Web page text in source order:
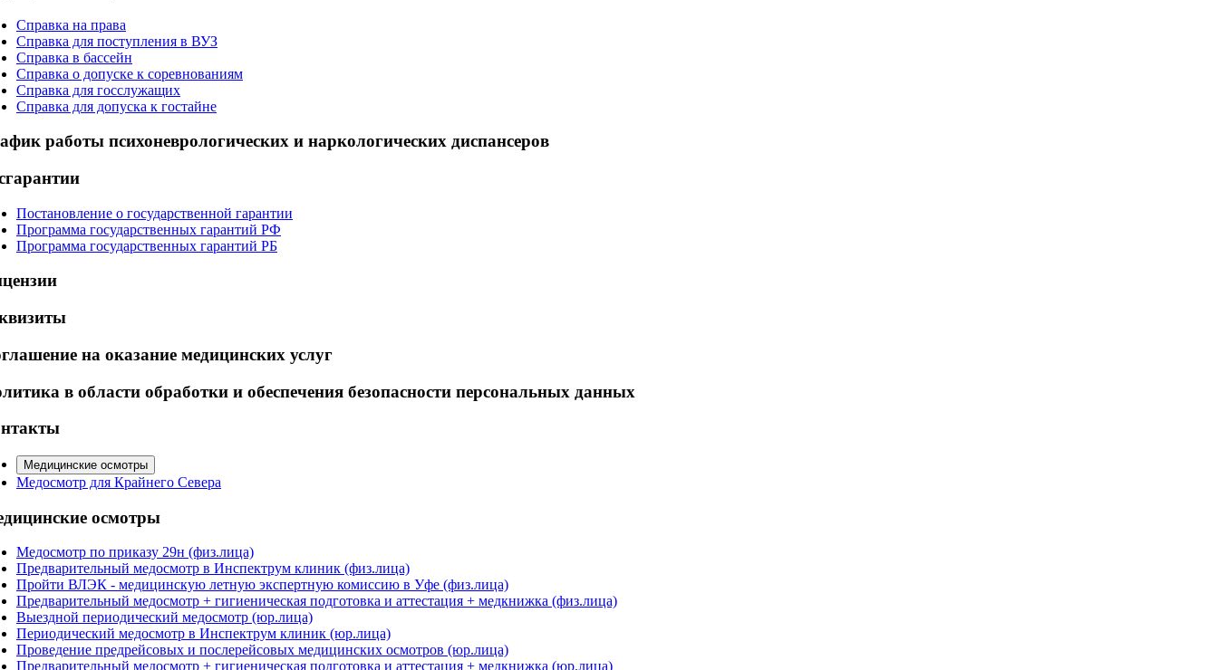
Справка на права
Справка для поступления в ВУЗ
Справка в бассейн
Справка о допуске к соревнованиям
Справка для госслужащих
Справка для допуска к гостайне
работы психоневрологических и наркологических диспансеров
Постановление о государственной гарантии
Программа государственных гарантий РФ
Программа государственных гарантий РБ
на оказание медицинских услуг
в области обработки и обеспечения безопасности персональных данных
Медицинские осмотры
Медосмотр для Крайнего Севера
осмотры
Медосмотр по приказу 29н (физ.лица)
Предварительный медосмотр в Инспектрум клиник (физ.лица)
Пройти ВЛЭК - медицинскую летную экспертную комиссию в Уфе (физ.лица)
Предварительный медосмотр + гигиеническая подготовка и аттестация + медкнижка (физ.лица)
Выездной периодический медосмотр (юр.лица)
Периодический медосмотр в Инспектрум клиник (юр.лица)
Проведение предрейсовых и послерейсовых медицинских осмотров (юр.лица)
Предварительный медосмотр + гигиеническая подготовка и аттестация + медкнижка (юр.лица)